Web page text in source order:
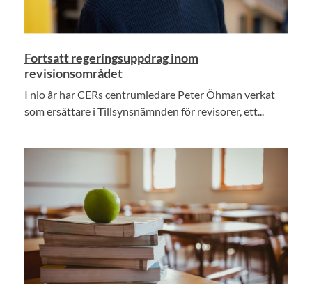
Fortsatt regeringsuppdrag inom
revisionsområdet
I nio år har CERs centrumledare Peter Öhman verkat
som ersättare i Tillsynsnämnden för revisorer, ett...